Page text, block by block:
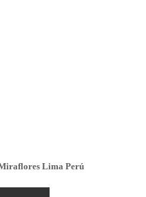
Lima Perú